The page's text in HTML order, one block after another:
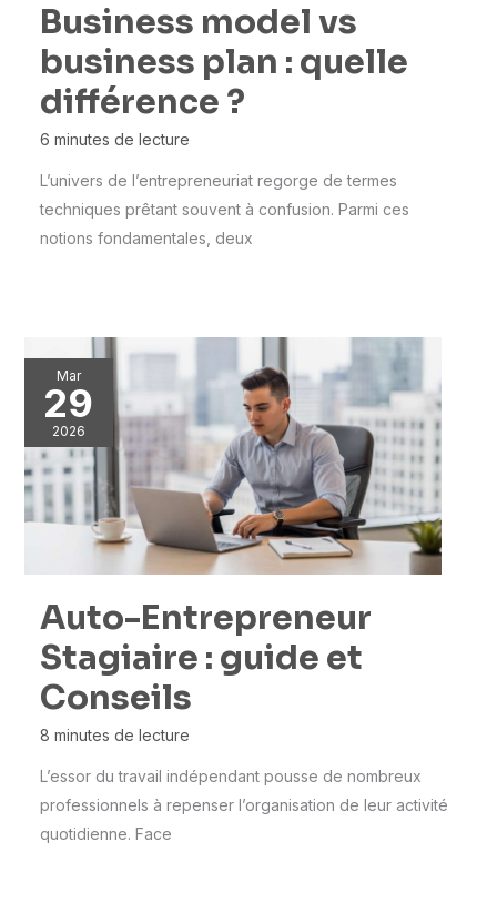
Business model vs
business plan : quelle
différence ?
6 minutes de lecture
L’univers de l’entrepreneuriat regorge de termes
techniques prêtant souvent à confusion. Parmi ces
notions fondamentales, deux
Mar
29
2026
Auto-Entrepreneur
Stagiaire : guide et
Conseils
8 minutes de lecture
L’essor du travail indépendant pousse de nombreux
professionnels à repenser l’organisation de leur activité
quotidienne. Face